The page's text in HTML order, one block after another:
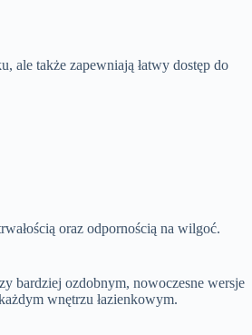
ale także zapewniają łatwy dostęp do
oraz odpornością na wilgoć.
bardziej ozdobnym, nowoczesne wersje
wnętrzu łazienkowym.